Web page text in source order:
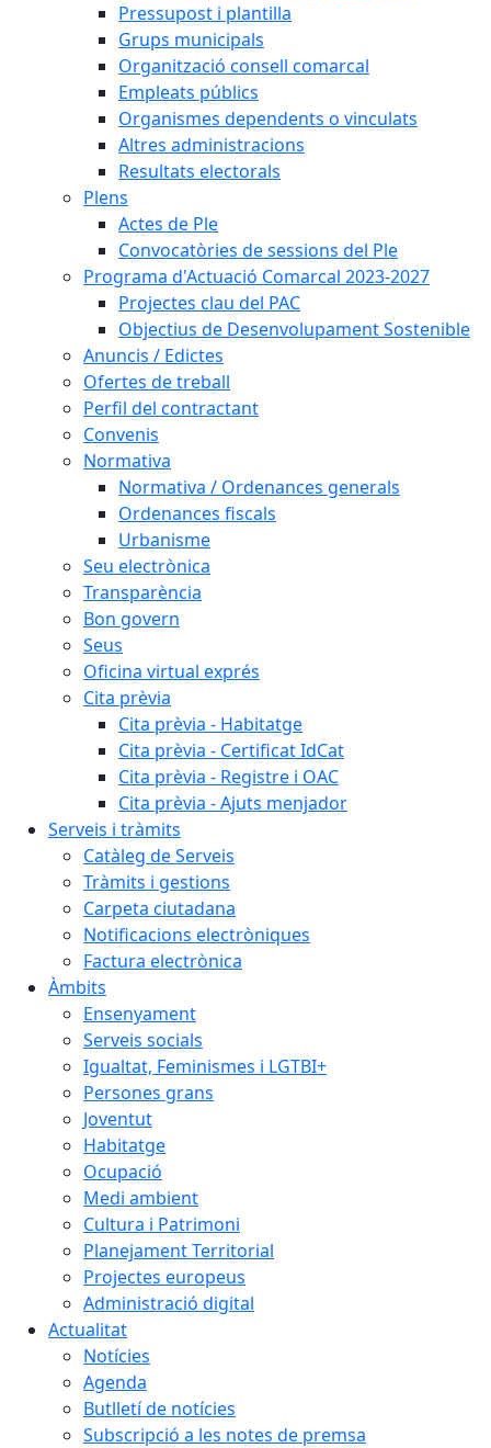
Pressupost i plantilla
Grups municipals
Organització consell comarcal
Empleats públics
Organismes dependents o vinculats
Altres administracions
Resultats electorals
Plens
Actes de Ple
Convocatòries de sessions del Ple
Programa d'Actuació Comarcal 2023-2027
Projectes clau del PAC
Objectius de Desenvolupament Sostenible
Anuncis / Edictes
Ofertes de treball
Perfil del contractant
Convenis
Normativa
Normativa / Ordenances generals
Ordenances fiscals
Urbanisme
Seu electrònica
Transparència
Bon govern
Seus
Oficina virtual exprés
Cita prèvia
Cita prèvia - Habitatge
Cita prèvia - Certificat IdCat
Cita prèvia - Registre i OAC
Cita prèvia - Ajuts menjador
Serveis i tràmits
Catàleg de Serveis
Tràmits i gestions
Carpeta ciutadana
Notificacions electròniques
Factura electrònica
Àmbits
Ensenyament
Serveis socials
Igualtat, Feminismes i LGTBI+
Persones grans
Joventut
Habitatge
Ocupació
Medi ambient
Cultura i Patrimoni
Planejament Territorial
Projectes europeus
Administració digital
Actualitat
Notícies
Agenda
Butlletí de notícies
Subscripció a les notes de premsa